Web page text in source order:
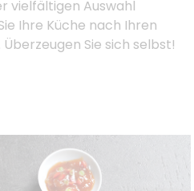
vielfältigen Auswahl
Ihre Küche nach Ihren
Sie sich selbst!